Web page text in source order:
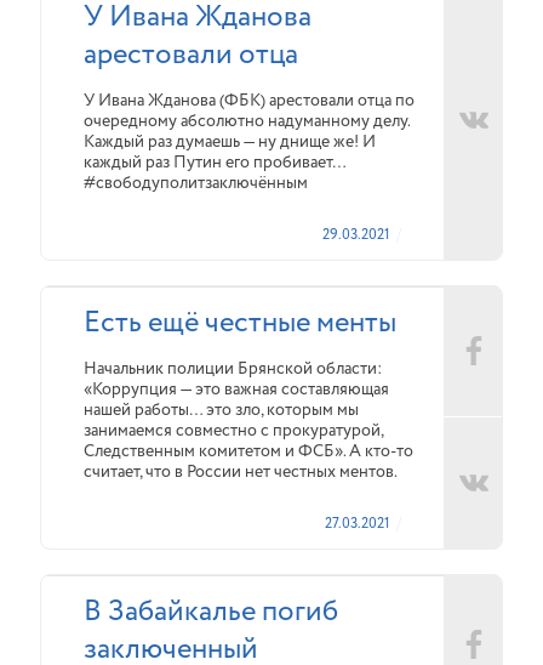
У Ивана Жданова
арестовали отца
У Ивана Жданова (ФБК) арестовали отца по
очередному абсолютно надуманному делу.
Каждый раз думаешь — ну днище же! И
каждый раз Путин его пробивает…
#свободуполитзаключённым
29.03.2021
Есть ещё честные менты
Начальник полиции Брянской области:
«Коррупция — это важная составляющая
нашей работы… это зло, которым мы
занимаемся совместно с прокуратурой,
Следственным комитетом и ФСБ». А кто-то
считает, что в России нет честных ментов.
27.03.2021
В Забайкалье погиб
заключенный